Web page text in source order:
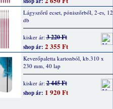
Lágyszőrű ecset, póniszőrből, 2-es, 12
db
kisker ár:3 220 Ft
shop ár: 2 355 Ft
Keverőpaletta kartonból, kb.310 x
230 mm, 40 lap
kisker ár:2 445 Ft
shop ár: 1 920 Ft